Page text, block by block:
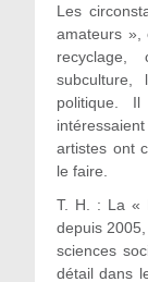
Les
amateurs »,
subculture,
politique.
artistes ont
le faire.
T. H. : La «
depuis
sciences
détail dans